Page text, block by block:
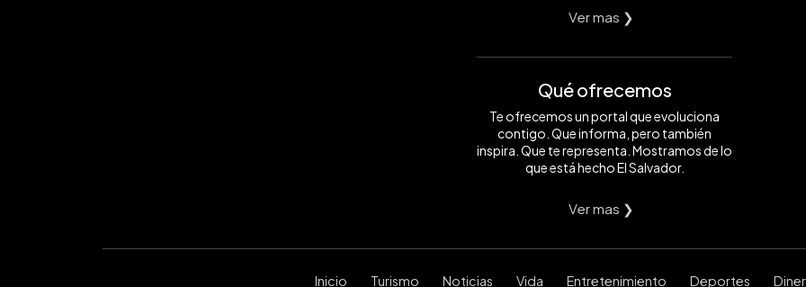
Ver mas ❯
Qué ofrecemos
Te ofrecemos un portal que evoluciona
contigo. Que informa, pero también
inspira. Que te representa. Mostramos de lo
que está hecho El Salvador.
Ver mas ❯
Inicio Turismo Noticias Vida Entretenimiento Deportes